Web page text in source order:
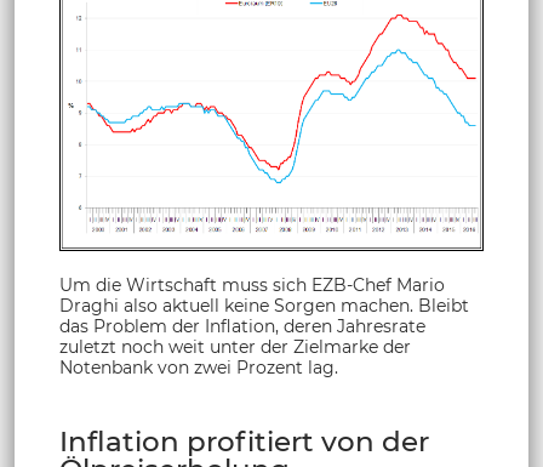
Um die Wirtschaft muss sich EZB-Chef Mario
Draghi also aktuell keine Sorgen machen. Bleibt
das Problem der Inflation, deren Jahresrate
zuletzt noch weit unter der Zielmarke der
Notenbank von zwei Prozent lag.
Inflation profitiert von der